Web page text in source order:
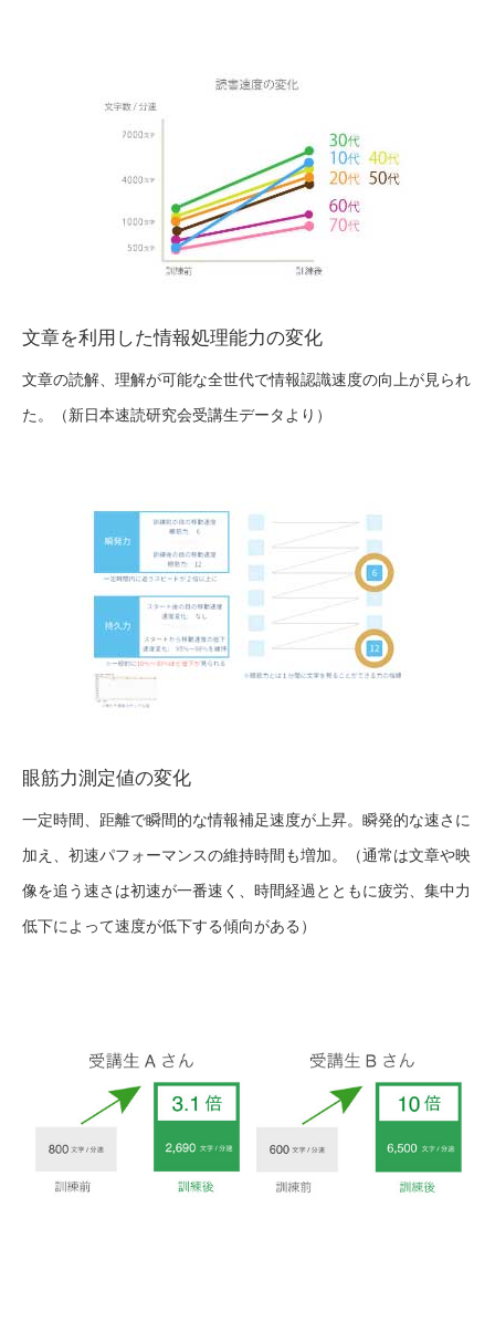
文章を利用した情報処理能力の変化
文章の読解、理解が可能な全世代で情報認識速度の向上が見られ
た。（新日本速読研究会受講生データより）
眼筋力測定値の変化
一定時間、距離で瞬間的な情報補足速度が上昇。瞬発的な速さに
加え、初速パフォーマンスの維持時間も増加。（通常は文章や映
像を追う速さは初速が一番速く、時間経過とともに疲労、集中力
低下によって速度が低下する傾向がある）